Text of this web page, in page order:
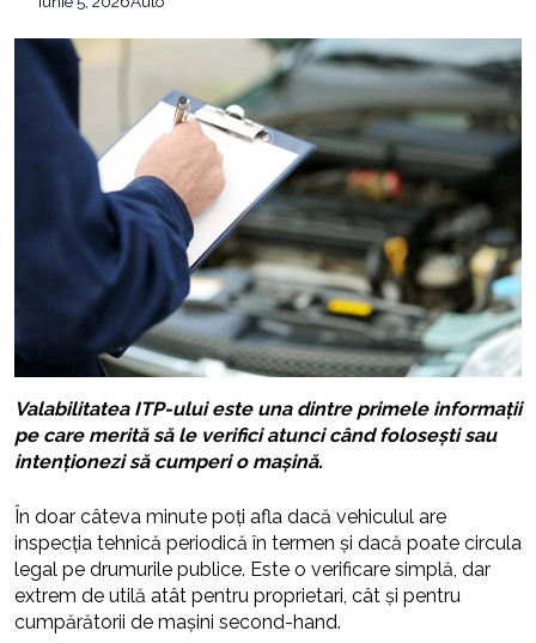
Valabilitatea ITP-ului este una dintre primele informații
pe care merită să le verifici atunci când folosești sau
intenționezi să cumperi o mașină.
În doar câteva minute poți afla dacă vehiculul are
inspecția tehnică periodică în termen și dacă poate circula
legal pe drumurile publice. Este o verificare simplă, dar
extrem de utilă atât pentru proprietari, cât și pentru
cumpărătorii de mașini second-hand.